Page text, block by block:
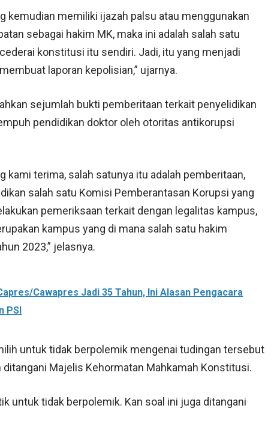
kemudian memiliki ijazah palsu atau menggunakan
sebagai hakim MK, maka ini adalah salah satu
konstitusi itu sendiri. Jadi, itu yang menjadi
laporan kepolisian,” ujarnya.
sejumlah bukti pemberitaan terkait penyelidikan
pendidikan doktor oleh otoritas antikorupsi
kami terima, salah satunya itu adalah pemberitaan,
salah satu Komisi Pemberantasan Korupsi yang
pemeriksaan terkait dengan legalitas kampus,
kampus yang di mana salah satu hakim
2023,” jelasnya.
Cawapres Jadi 35 Tahun, Ini Alasan Pengacara
PSI
untuk tidak berpolemik mengenai tudingan tersebut
Majelis Kehormatan Mahkamah Konstitusi.
untuk tidak berpolemik. Kan soal ini juga ditangani